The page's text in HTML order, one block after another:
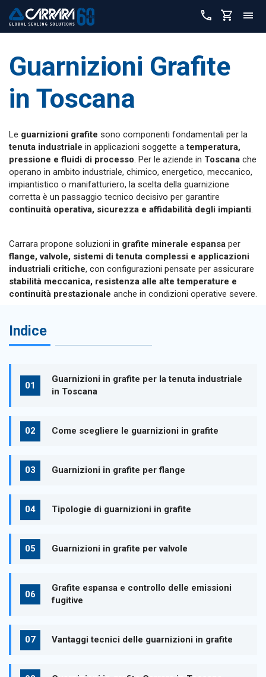
Guarnizioni Grafite
in Toscana
Le guarnizioni grafite sono componenti fondamentali per la
tenuta industriale in applicazioni soggette atemperatura,
pressione e fluidi di processo . Per le aziende in Toscana che
operano in ambito industriale, chimico, energetico, meccanico,
impiantistico o manifatturiero, la scelta della guarnizione
corretta è un passaggio tecnico decisivo per garantire
continuità operativa, sicurezza e affidabilità degli impianti
Carrara propone soluzioni in grafite minerale espansa per
flange, valvole, sistemi di tenuta complessi e applicazioni
industriali critiche, con configurazioni pensate per assicurare
stabilità meccanica, resistenza alle alte temperature e
continuità prestazionale anche in condizioni operative severe.
Indice
Guarnizioni in grafite per la tenuta industriale
in Toscana
Come scegliere le guarnizioni in grafite
Guarnizioni in grafite per flange
Tipologie di guarnizioni in grafite
Guarnizioni in grafite per valvole
Grafite espansa e controllo delle emissioni
fugitive
Vantaggi tecnici delle guarnizioni in grafite